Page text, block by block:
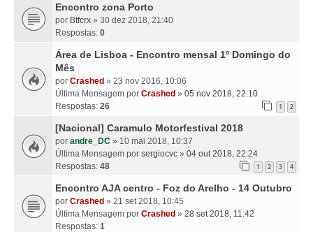
Encontro zona Porto
por Btfcrx » 30 dez 2018, 21:40
Respostas: 0
Área de Lisboa - Encontro mensal 1º Domingo do
Mês
por Crashed » 23 nov 2016, 10:06
Última Mensagem por Crashed » 05 nov 2018, 22:10
Respostas: 26 1 2
[Nacional] Caramulo Motorfestival 2018
por andre_DC » 10 mai 2018, 10:37
Última Mensagem por sergiocvc » 04 out 2018, 22:24
Respostas: 48 1 2 3 4
Encontro AJA centro - Foz do Arelho - 14 Outubro
por Crashed » 21 set 2018, 10:45
Última Mensagem por Crashed » 28 set 2018, 11:42
Respostas: 1